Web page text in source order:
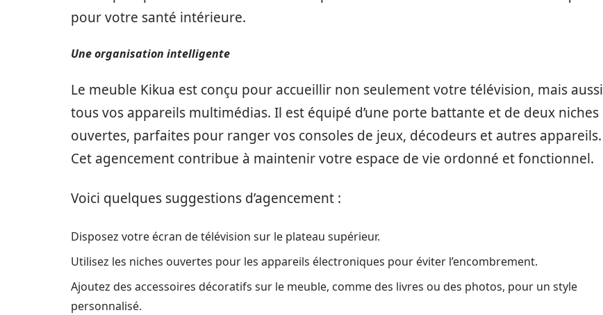
pour votre santé intérieure.
Une organisation intelligente
Le meuble Kikua est conçu pour accueillir non seulement votre télévision, mais aussi
tous vos appareils multimédias. Il est équipé d’une porte battante et de deux niches
ouvertes, parfaites pour ranger vos consoles de jeux, décodeurs et autres appareils.
Cet agencement contribue à maintenir votre espace de vie ordonné et fonctionnel.
Voici quelques suggestions d’agencement :
Disposez votre écran de télévision sur le plateau supérieur.
Utilisez les niches ouvertes pour les appareils électroniques pour éviter l’encombrement.
Ajoutez des accessoires décoratifs sur le meuble, comme des livres ou des photos, pour un style
personnalisé.